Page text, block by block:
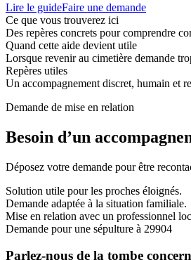
Lire le guideFaire une demande
Ce que vous trouverez ici
Des repères concrets pour comprendre
Quand cette aide devient utile
Lorsque revenir au cimetière demande
Repères utiles
Un accompagnement discret, humain et
Demande de mise en relation
Besoin d’un
Déposez votre demande pour être
Solution utile pour les proches éloignés.
Demande adaptée à la situation familiale.
Mise en relation avec un professionnel
Demande pour une sépulture à 29904
Parlez-nous de la tombe